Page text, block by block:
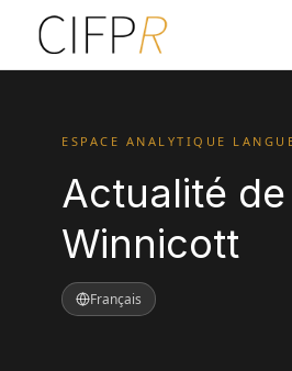
ESPACE ANALYTIQUE
Actualité de
Winnicott
Français